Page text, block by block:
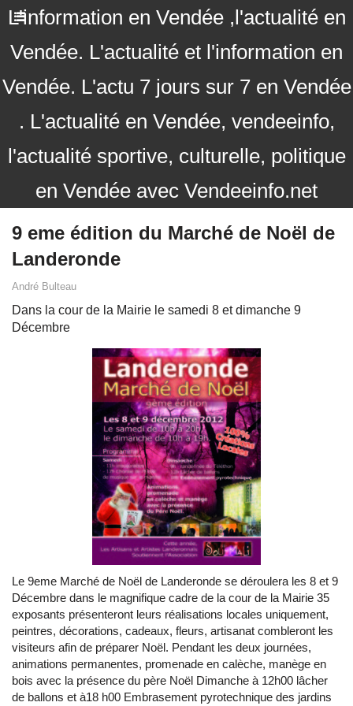
L'information en Vendée ,l'actualité en
Vendée. L'actualité et l'information en
Vendée. L'actu 7 jours sur 7 en Vendée
. L'actualité en Vendée, vendeeinfo,
l'actualité sportive, culturelle, politique
en Vendée avec Vendeeinfo.net
9 eme édition du Marché de Noël de
Landeronde
André Bulteau
Dans la cour de la Mairie le samedi 8 et dimanche 9
Décembre
Le 9eme Marché de Noël de Landeronde se déroulera les 8 et 9
Décembre dans le magnifique cadre de la cour de la Mairie 35
exposants présenteront leurs réalisations locales uniquement,
peintres, décorations, cadeaux, fleurs, artisanat combleront les
visiteurs afin de préparer Noël. Pendant les deux journées,
animations permanentes, promenade en calèche, manège en
bois avec la présence du père Noël Dimanche à 12h00 lâcher
de ballons et à18 h00 Embrasement pyrotechnique des jardins